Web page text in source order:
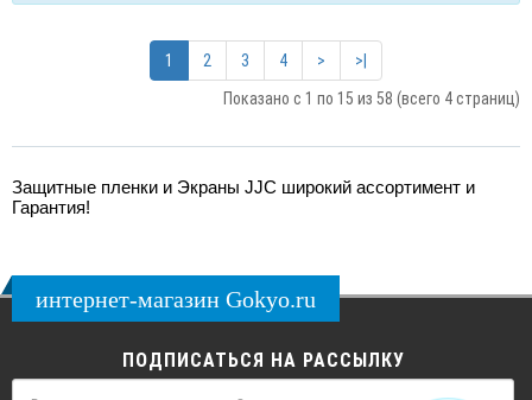
1 2 3 4 >
>|
Показано с 1 по 15 из 58 (всего 4 страниц)
Защитные пленки и Экраны JJC широкий ассортимент и
Гарантия!
интернет-магазин Gokyo.ru
ПОДПИСАТЬСЯ НА РАССЫЛКУ